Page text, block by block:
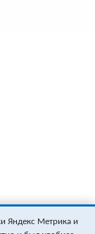
Яндекс Метрика и